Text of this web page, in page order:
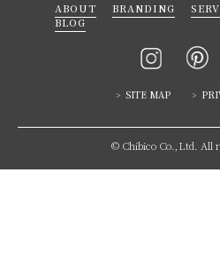
ABOUT BRANDING
BLOG
SITE MAP
© Chibico Co.,Ltd. All